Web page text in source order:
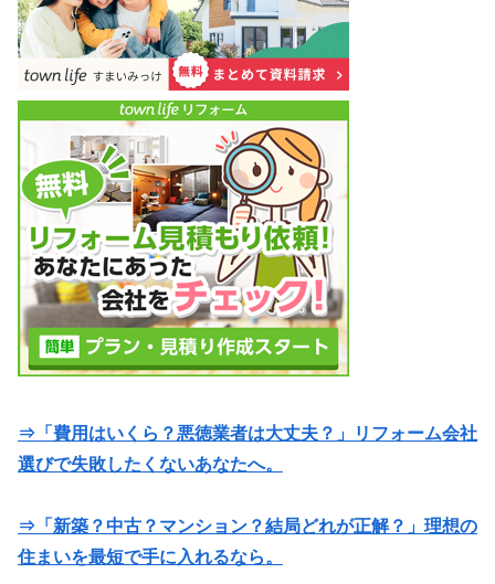
⇒「費用はいくら？悪徳業者は大丈夫？」リフォーム会社
選びで失敗したくないあなたへ。
⇒「新築？中古？マンション？結局どれが正解？」理想の
住まいを最短で手に入れるなら。